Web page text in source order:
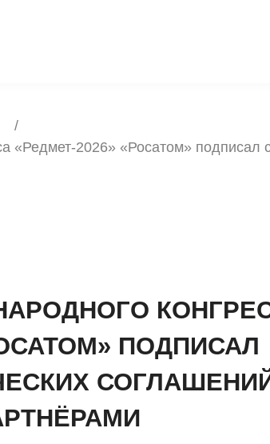
«Редмет-2026» «Росатом» подписал
ПОДПИСАЛ